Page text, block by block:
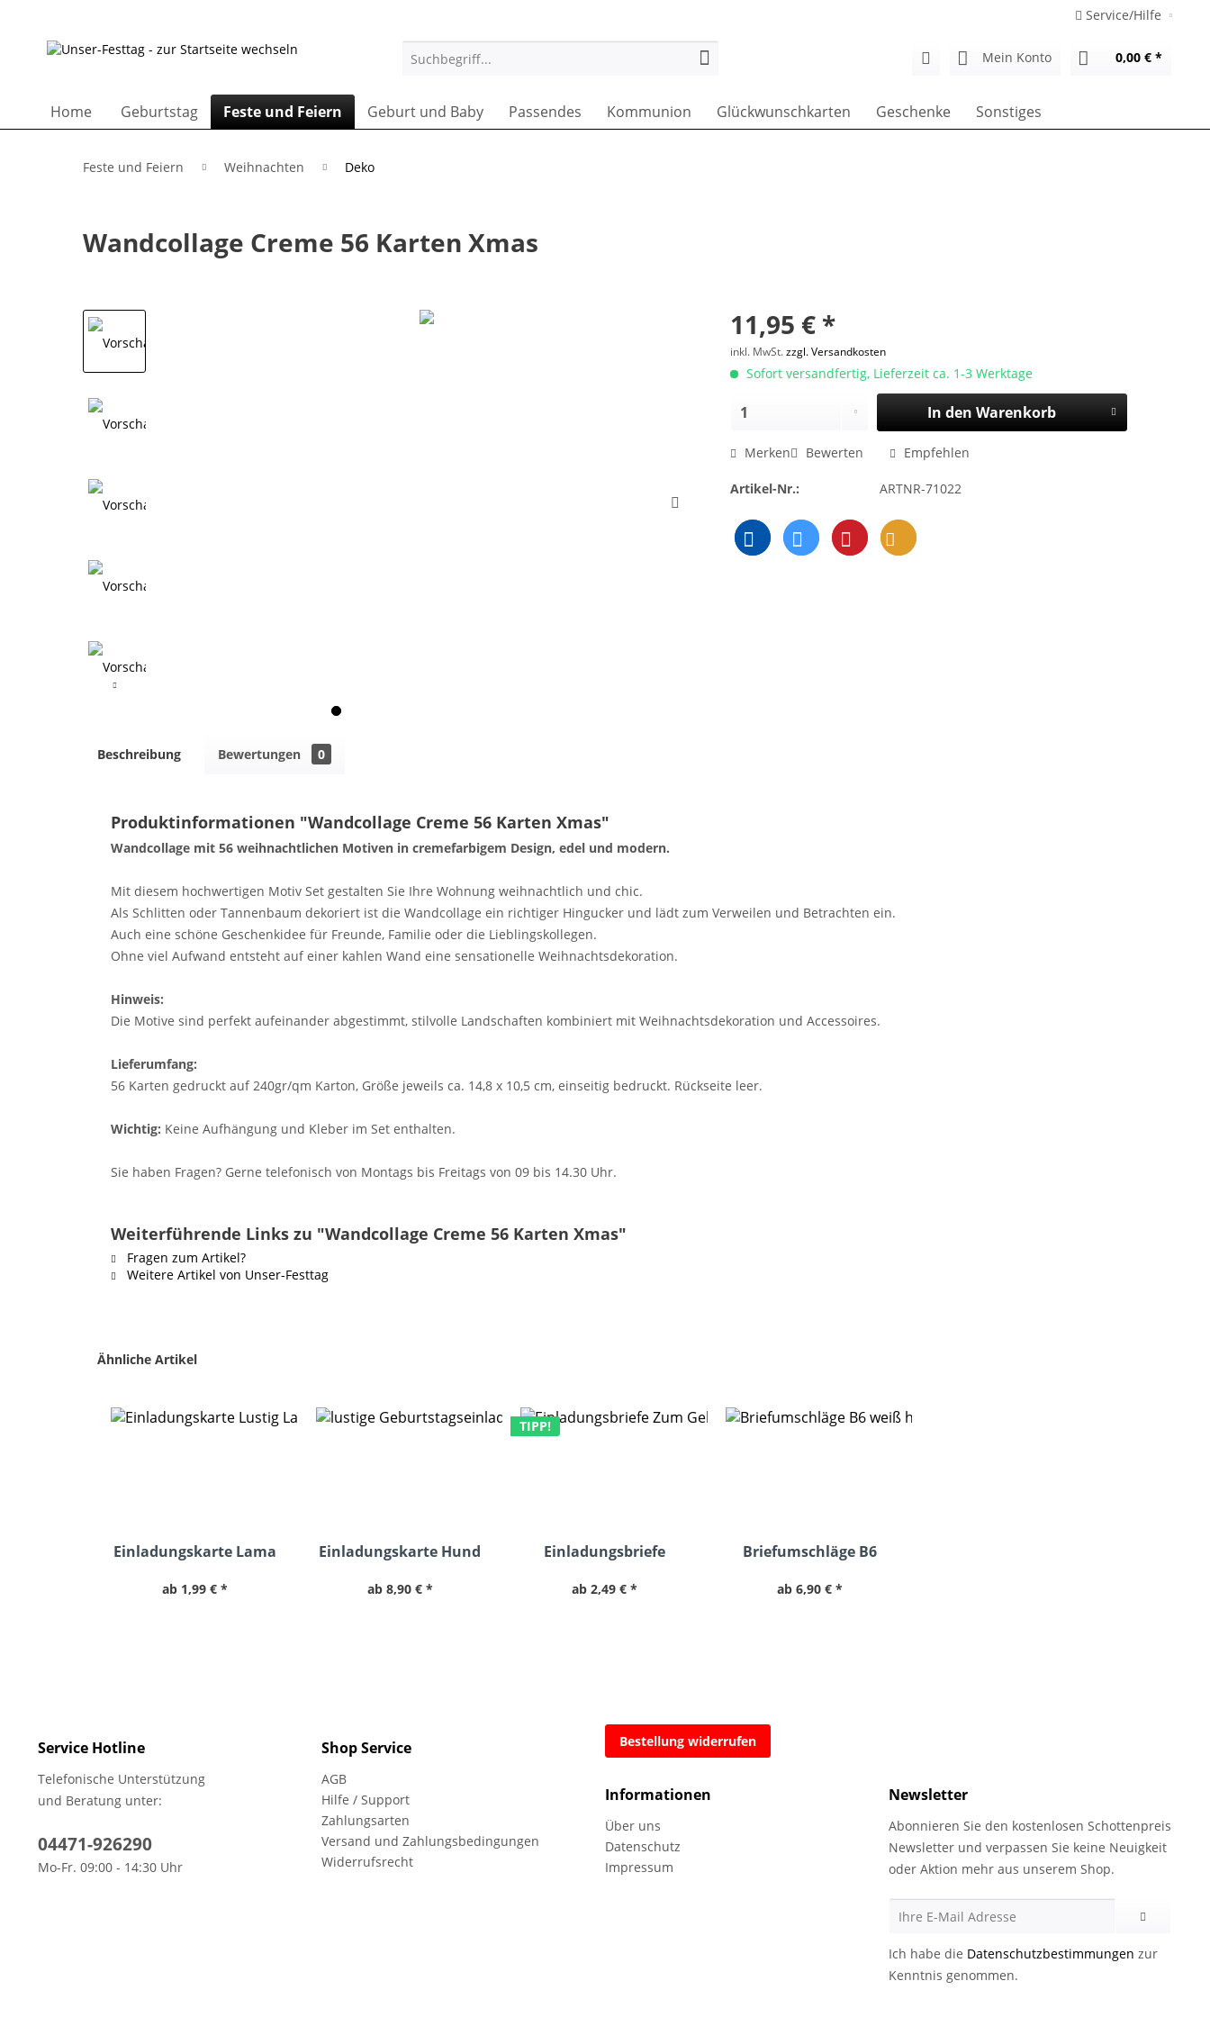
Service/Hilfe
Mein Konto 0,00 € *
Home Geburtstag Feste und Feiern Geburt und Baby Passendes Kommunion Glückwunschkarten Geschenke Sonstiges
Feste und Feiern Weihnachten Deko
Wandcollage Creme 56 Karten Xmas
11,95 € *
inkl. MwSt.zzgl. Versandkosten
Sofort versandfertig, Lieferzeit ca. 1-3 Werktage
In den Warenkorb
Merken Bewerten Empfehlen
Artikel-Nr.: ARTNR-71022
Beschreibung Bewertungen 0
Produktinformationen "Wandcollage Creme 56 Karten Xmas"
Wandcollage mit 56 weihnachtlichen Motiven in cremefarbigem Design, edel und modern.
Mit diesem hochwertigen Motiv Set gestalten Sie Ihre Wohnung weihnachtlich und chic.
Als Schlitten oder Tannenbaum dekoriert ist die Wandcollage ein richtiger Hingucker und lädt zum Verweilen und Betrachten ein.
Auch eine schöne Geschenkidee für Freunde, Familie oder die Lieblingskollegen.
Ohne viel Aufwand entsteht auf einer kahlen Wand eine sensationelle Weihnachtsdekoration.
Hinweis:
Die Motive sind perfekt aufeinander abgestimmt, stilvolle Landschaften kombiniert mit Weihnachtsdekoration und Accessoires.
Lieferumfang:
56 Karten gedruckt auf 240gr/qm Karton, Größe jeweils ca. 14,8 x 10,5 cm, einseitig bedruckt. Rückseite leer.
Wichtig: Keine Aufhängung und Kleber im Set enthalten.
Sie haben Fragen? Gerne telefonisch von Montags bis Freitags von 09 bis 14.30 Uhr.
Weiterführende Links zu "Wandcollage Creme 56 Karten Xmas"
Fragen zum Artikel?
Weitere Artikel von Unser-Festtag
Ähnliche Artikel
Einladungskarte Lama
ab 1,99 € *
Einladungskarte Hund
ab 8,90 € *
TIPP!
Einladungsbriefe
ab 2,49 € *
Briefumschläge B6
ab 6,90 € *
Service Hotline
Telefonische Unterstützung
und Beratung unter:
04471-926290
Mo-Fr. 09:00 - 14:30 Uhr
Shop Service
AGB
Hilfe / Support
Zahlungsarten
Versand und Zahlungsbedingungen
Widerrufsrecht
Bestellung widerrufen
Informationen
Über uns
Datenschutz
Impressum
Newsletter
Abonnieren Sie den kostenlosen Schottenpreis
Newsletter und verpassen Sie keine Neuigkeit
oder Aktion mehr aus unserem Shop.
Ich habe die Datenschutzbestimmungen zur
Kenntnis genommen.